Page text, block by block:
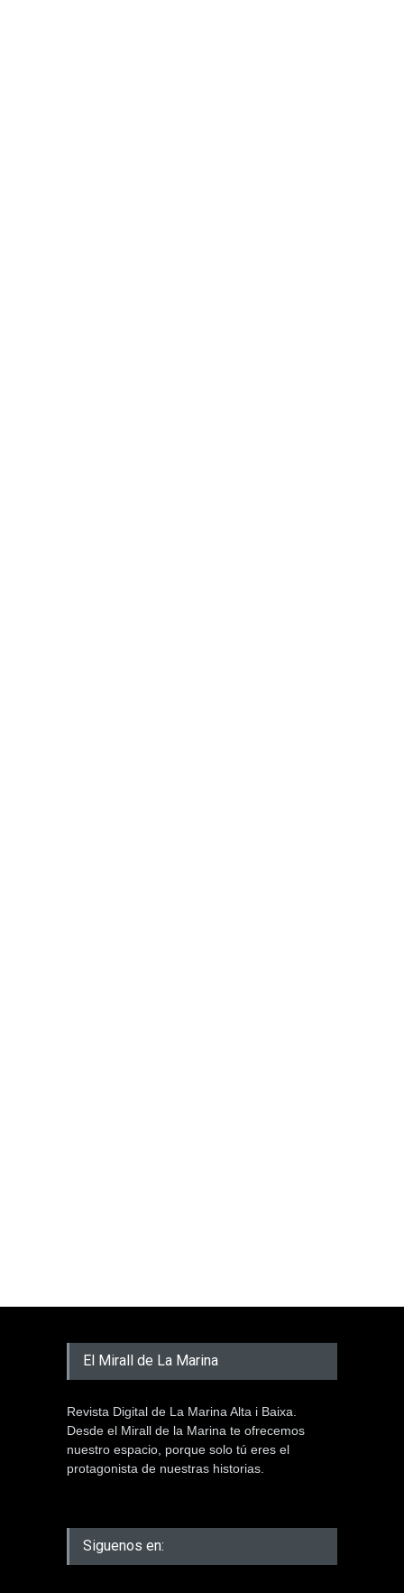
El Mirall de La Marina
Revista Digital de La Marina Alta i Baixa.
Desde el Mirall de la Marina te ofrecemos
nuestro espacio, porque solo tú eres el
protagonista de nuestras historias.
Siguenos en: